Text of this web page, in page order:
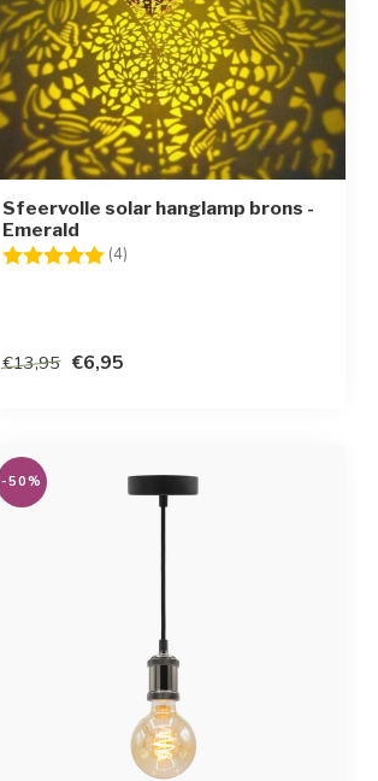
Sfeervolle solar hanglamp brons -
Emerald
Beoordeling: (4)
€13,95 €6,95
-50%